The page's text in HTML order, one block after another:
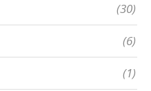
(30)
(6)
(1)